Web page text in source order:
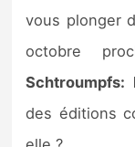
vous plonger
octobre
Schtroumpfs:
des éditions